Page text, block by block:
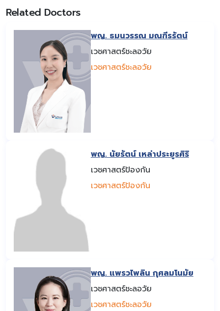
Related Doctors
พญ. ธมนวรรณ มณฑีรรัตน์
เวชศาสตร์ชะลอวัย
เวชศาสตร์ชะลอวัย
พญ. นัยรัตน์ เหล่าประยูรศิริ
เวชศาสตร์ป้องกัน
เวชศาสตร์ป้องกัน
พญ. แพรวไพลิน กุศลมโนมัย
เวชศาสตร์ชะลอวัย
เวชศาสตร์ชะลอวัย